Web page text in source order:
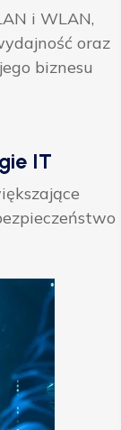
i WLAN,
oraz
biznesu
IT